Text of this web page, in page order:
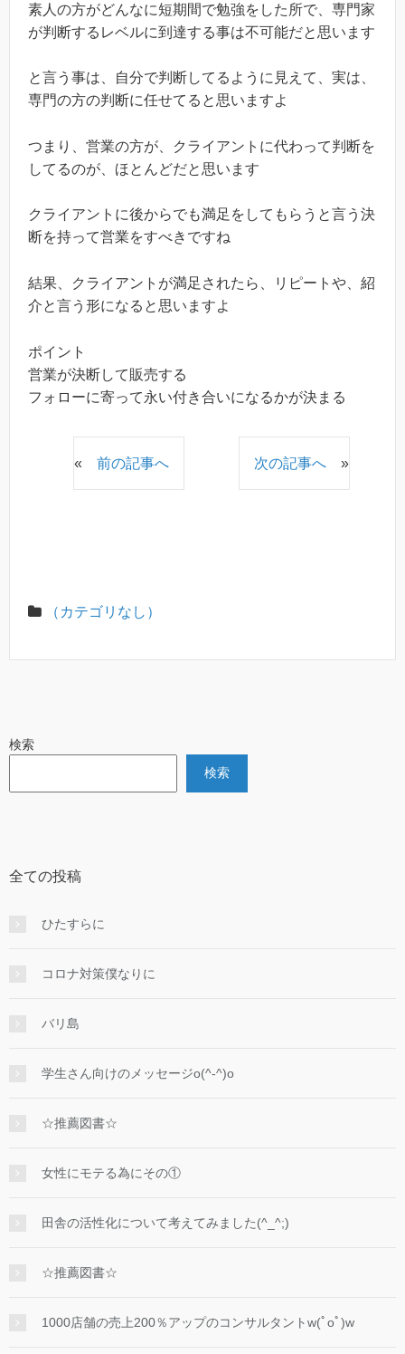
素人の方がどんなに短期間で勉強をした所で、専門家
が判断するレベルに到達する事は不可能だと思います
と言う事は、自分で判断してるように見えて、実は、
専門の方の判断に任せてると思いますよ
つまり、営業の方が、クライアントに代わって判断を
してるのが、ほとんどだと思います
クライアントに後からでも満足をしてもらうと言う決
断を持って営業をすべきですね
結果、クライアントが満足されたら、リピートや、紹
介と言う形になると思いますよ
ポイント
営業が決断して販売する
フォローに寄って永い付き合いになるかが決まる
« 前の記事へ 次の記事へ »
（カテゴリなし）
検索
検索
全ての投稿
ひたすらに
コロナ対策僕なりに
バリ島
学生さん向けのメッセージo(^-^)o
☆推薦図書☆
女性にモテる為にその①
田舎の活性化について考えてみました(^_^;)
☆推薦図書☆
1000店舗の売上200％アップのコンサルタントw(ﾟoﾟ)w